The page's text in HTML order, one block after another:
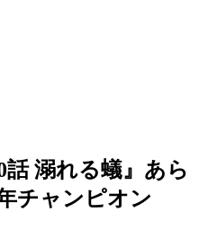
溺れる蟻』あら
チャンピオン